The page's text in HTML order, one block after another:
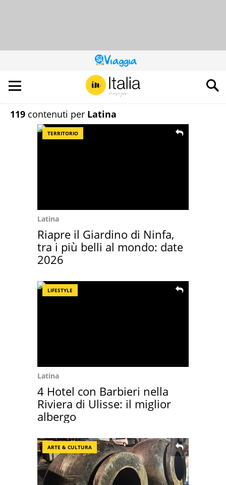
QUESTO
SITO
CONTRIBUISCE
ALL’AUDIENCE
DI
119 contenuti per Latina
TERRITORIO
Latina
Riapre il Giardino di Ninfa,
tra i più belli al mondo: date
2026
LIFESTYLE
Latina
4 Hotel con Barbieri nella
Riviera di Ulisse: il miglior
albergo
ARTE & CULTURA